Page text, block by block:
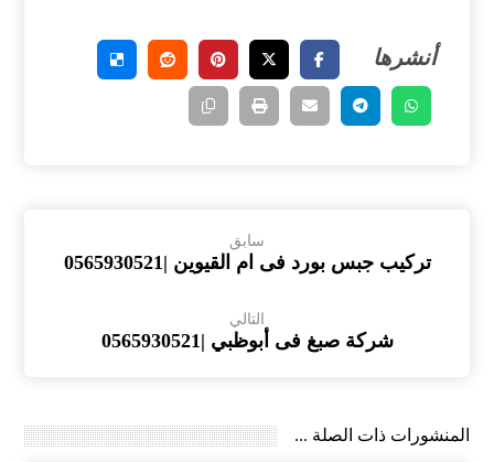
سابق
تركيب جبس بورد فى ام القيوين |0565930521
التالي
شركة صبغ فى أبوظبي |0565930521
المنشورات ذات الصلة ...